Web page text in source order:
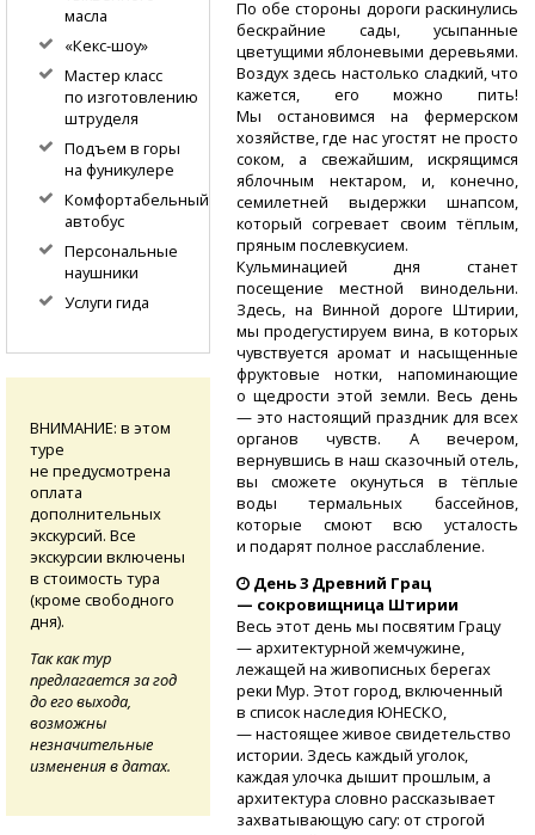
По обе стороны дороги раскинулись
бескрайние сады, усыпанные
цветущими яблоневыми деревьями.
Воздух здесь настолько сладкий, что
кажется, его можно пить!
Мы остановимся на фермерском
хозяйстве, где нас угостят не просто
соком, а свежайшим, искрящимся
яблочным нектаром, и, конечно,
семилетней выдержки шнапсом,
который согревает своим тёплым,
пряным послевкусием.
Кульминацией дня станет
посещение местной винодельни.
Здесь, на Винной дороге Штирии,
мы продегустируем вина, в которых
чувствуется аромат и насыщенные
фруктовые нотки, напоминающие
о щедрости этой земли. Весь день
— это настоящий праздник для всех
органов чувств. А вечером,
вернувшись в наш сказочный отель,
вы сможете окунуться в тёплые
воды термальных бассейнов,
которые смоют всю усталость
и подарят полное расслабление.
День 3 Древний Грац
— сокровищница Штирии
Весь этот день мы посвятим Грацу
— архитектурной жемчужине,
лежащей на живописных берегах
реки Мур. Этот город, включенный
в список наследия ЮНЕСКО,
— настоящее живое свидетельство
истории. Здесь каждый уголок,
каждая улочка дышит прошлым, а
архитектура словно рассказывает
захватывающую сагу: от строгой
масла
«Кекс-шоу»
Мастер класс
по изготовлению
штруделя
Подъем в горы
на фуникулере
Комфортабельный
автобус
Персональные
наушники
Услуги гида
ВНИМАНИЕ: в этом
туре
не предусмотрена
оплата
дополнительных
экскурсий. Все
экскурсии включены
в стоимость тура
(кроме свободного
дня).
Так как тур
предлагается за год
до его выхода,
возможны
незначительные
изменения в датах.